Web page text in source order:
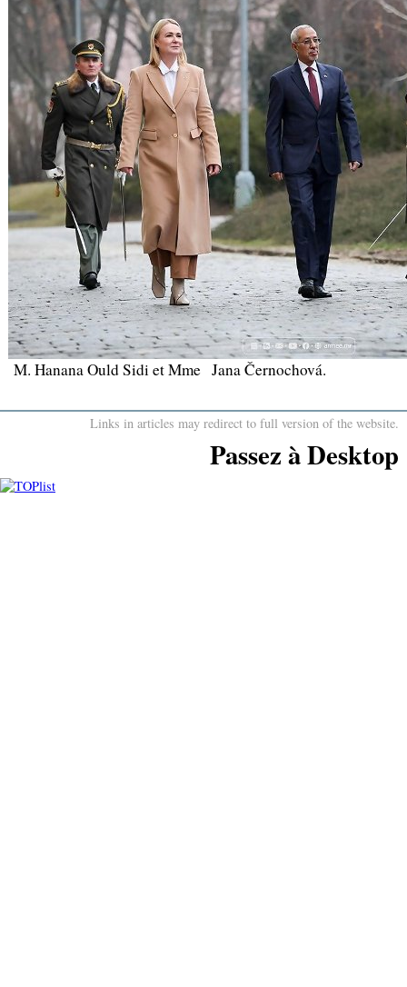
M. Hanana Ould Sidi et Mme Jana Černochová.
Links in articles may redirect to full version of the website.
Passez à Desktop